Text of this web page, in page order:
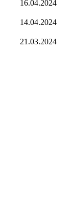
16.04.2024
14.04.2024
21.03.2024